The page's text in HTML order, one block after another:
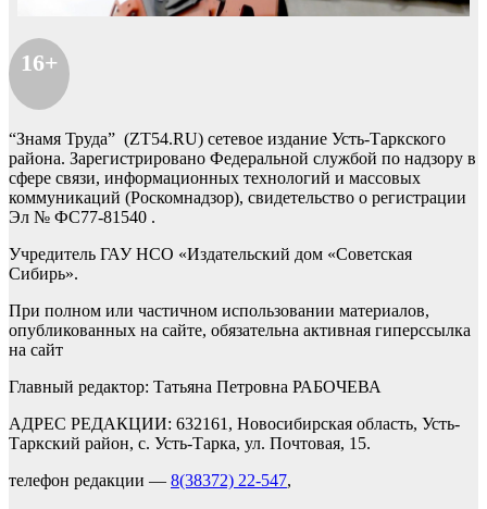
16+
“Знамя Труда” (ZT54.RU) сетевое издание Усть-Таркского
района. Зарегистрировано Федеральной службой по надзору в
сфере связи, информационных технологий и массовых
коммуникаций (Роскомнадзор), свидетельство о регистрации
Эл № ФС77-81540 .
Учредитель ГАУ НСО «Издательский дом «Советская
Сибирь».
При полном или частичном использовании материалов,
опубликованных на сайте, обязательна активная гиперссылка
на сайт
Главный редактор: Татьяна Петровна РАБОЧЕВА
АДРЕС РЕДАКЦИИ: 632161, Новосибирская область, Усть-
Таркский район, с. Усть-Тарка, ул. Почтовая, 15.
телефон редакции — 8(38372) 22-547,